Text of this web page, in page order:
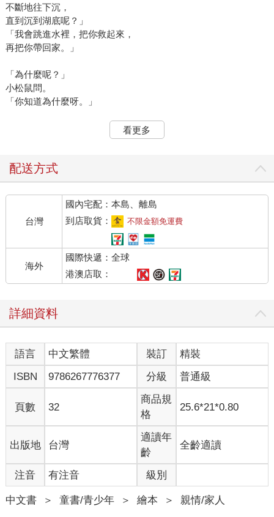
不斷地往下沉，
直到沉到湖底呢？」
「我會跳進水裡，把你救起來，
再把你帶回家。」
「為什麼呢？」
小松鼠問。
「你知道為什麼呀。」
看更多
配送方式
台灣
國內宅配：本島、離島
到店取貨：
不限金額免運費
海外
國際快遞：全球
港澳店取：
詳細資料
語言 中文繁體 裝訂
精裝
ISBN
9786267776377 分級 普通級
頁數 32
商品規
格
25.6*21*0.80
出版地 台灣
適讀年
齡
全齡適讀
注音 有注音 級別
中文書 ＞ 童書/青少年 ＞ 繪本 ＞ 親情/家人